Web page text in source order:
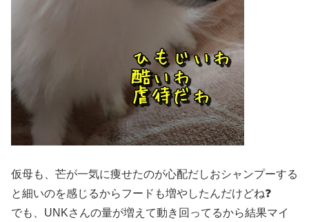
仮母も、芒が一気に痩せたのが心配だしおシャンプーする
と細いのを感じるからフードも増やしたんだけどね❓
でも、UNKさんの量が増えて動き回ってるから結果マイ